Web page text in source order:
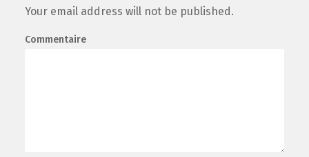
Your email address will not be published.
Commentaire